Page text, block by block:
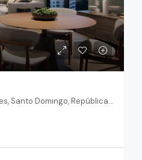
Calle Paseo de los Locutores, Santo Domingo, República Dominicana